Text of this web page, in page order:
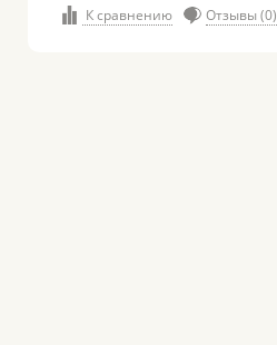
К сравнению Отзывы (0)